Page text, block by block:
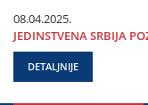
08.04.2025.
ЈEDINSTVENA SRBIЈA
DETALJNIJE